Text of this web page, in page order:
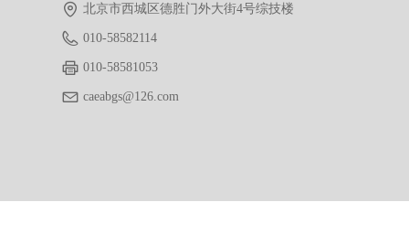
北京市西城区德胜门外大街4号综技楼
010-58582114
010-58581053
caeabgs@126.com